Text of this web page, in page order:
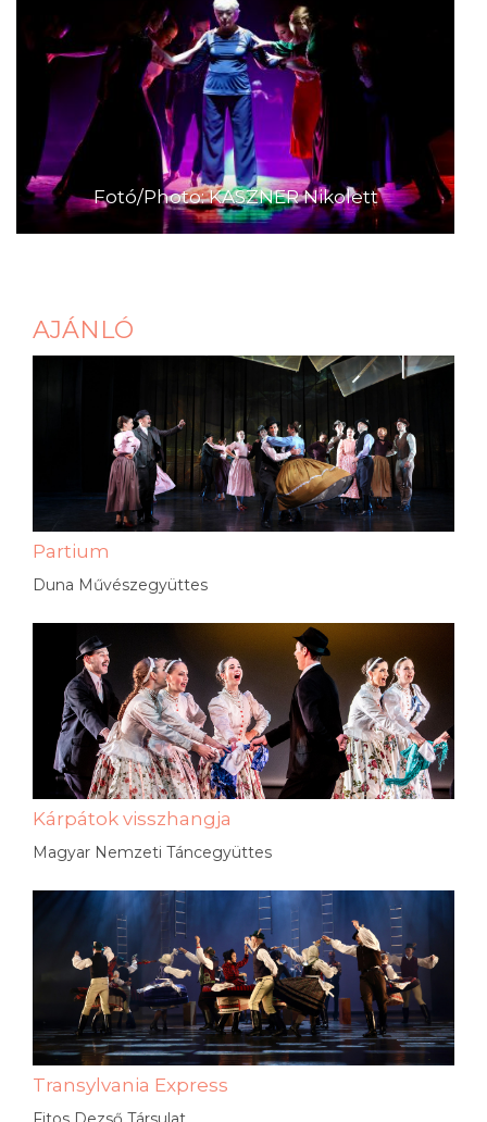
Fotó/Photo: KASZNER Nikolett
AJÁNLÓ
Partium
Duna Művészegyüttes
Kárpátok visszhangja
Magyar Nemzeti Táncegyüttes
Transylvania Express